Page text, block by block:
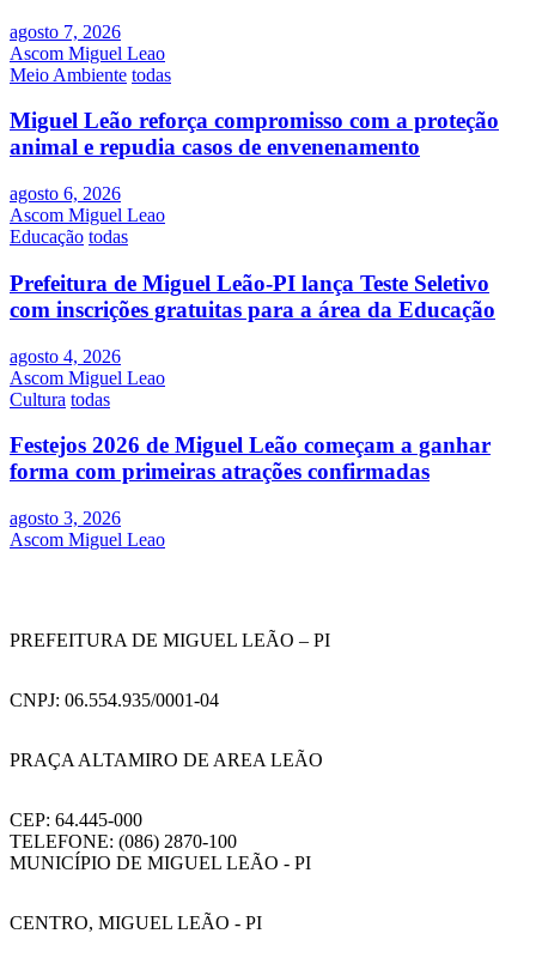
agosto 7, 2026
Ascom Miguel Leao
Meio Ambiente todas
Miguel Leão reforça compromisso com a proteção
animal e repudia casos de envenenamento
agosto 6, 2026
Ascom Miguel Leao
Educação todas
Prefeitura de Miguel Leão-PI lança Teste Seletivo
com inscrições gratuitas para a área da Educação
agosto 4, 2026
Ascom Miguel Leao
Cultura todas
Festejos 2026 de Miguel Leão começam a ganhar
forma com primeiras atrações confirmadas
agosto 3, 2026
Ascom Miguel Leao
PREFEITURA DE MIGUEL LEÃO – PI
CNPJ: 06.554.935/0001-04
PRAÇA ALTAMIRO DE AREA LEÃO
CEP: 64.445-000
TELEFONE: (086) 2870-100
MUNICÍPIO DE MIGUEL LEÃO - PI
CENTRO, MIGUEL LEÃO - PI